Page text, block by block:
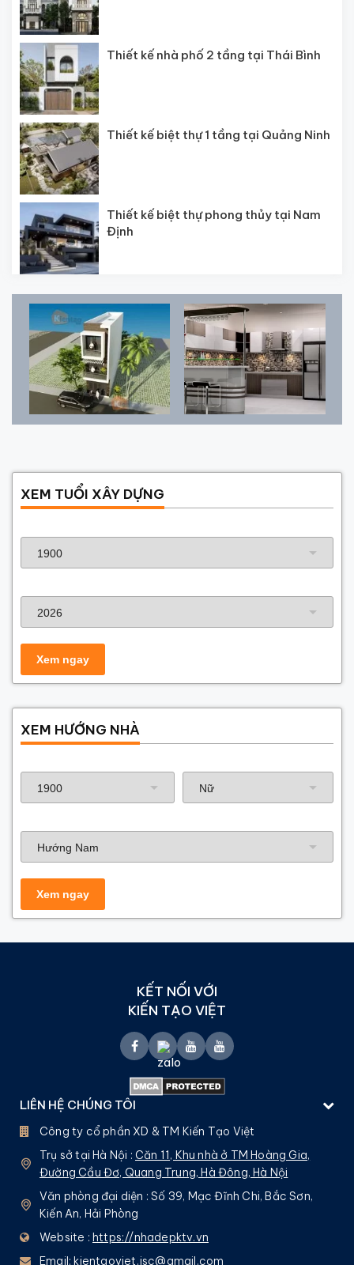
Thiết kế nhà phố 2 tầng tại Thái Bình
Thiết kế biệt thự 1 tầng tại Quảng Ninh
Thiết kế biệt thự phong thủy tại Nam
Định
XEM TUỔI XÂY DỰNG
XEM HƯỚNG NHÀ
KẾT NỐI VỚI
KIẾN TẠO VIỆT
LIÊN HỆ CHÚNG TÔI
Công ty cổ phần XD & TM Kiến Tạo Việt
Trụ sở tại Hà Nội : Căn 11, Khu nhà ở TM Hoàng Gia,
Đường Cầu Đơ, Quang Trung, Hà Đông, Hà Nội
Văn phòng đại diện : Số 39, Mạc Đĩnh Chi, Bắc Sơn,
Kiến An, Hải Phòng
Website : https://nhadepktv.vn
Email: kientaoviet.jsc@gmail.com